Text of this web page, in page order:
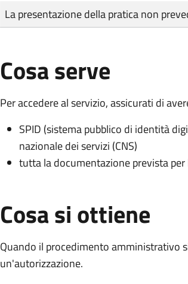
Tipo di pagamento
Importo
La presentazione della pratica non
Cosa serve
Per accedere al servizio, assicurati di
SPID (sistema pubblico di identità
nazionale dei servizi (CNS)
tutta la documentazione prevista
Cosa si ottiene
Quando il procedimento amministrativo
un'autorizzazione.